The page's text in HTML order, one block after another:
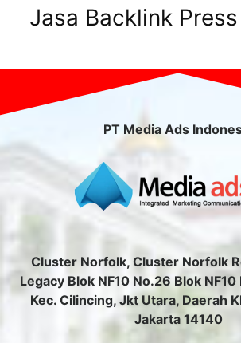
Jasa Backlink
PT Media Ads
Cluster Norfolk, Cluster Norfolk
Legacy Blok NF10 No.26 Blok
Kec. Cilincing, Jkt Utara, Daerah
Jakarta 14140